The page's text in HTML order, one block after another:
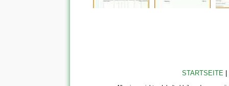
STARTSEITE|